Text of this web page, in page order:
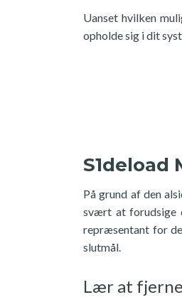
Uanset hvilken
opholde sig i dit
S1deload
På grund af den
svært at forudsige
repræsentant for
slutmål.
Lær at